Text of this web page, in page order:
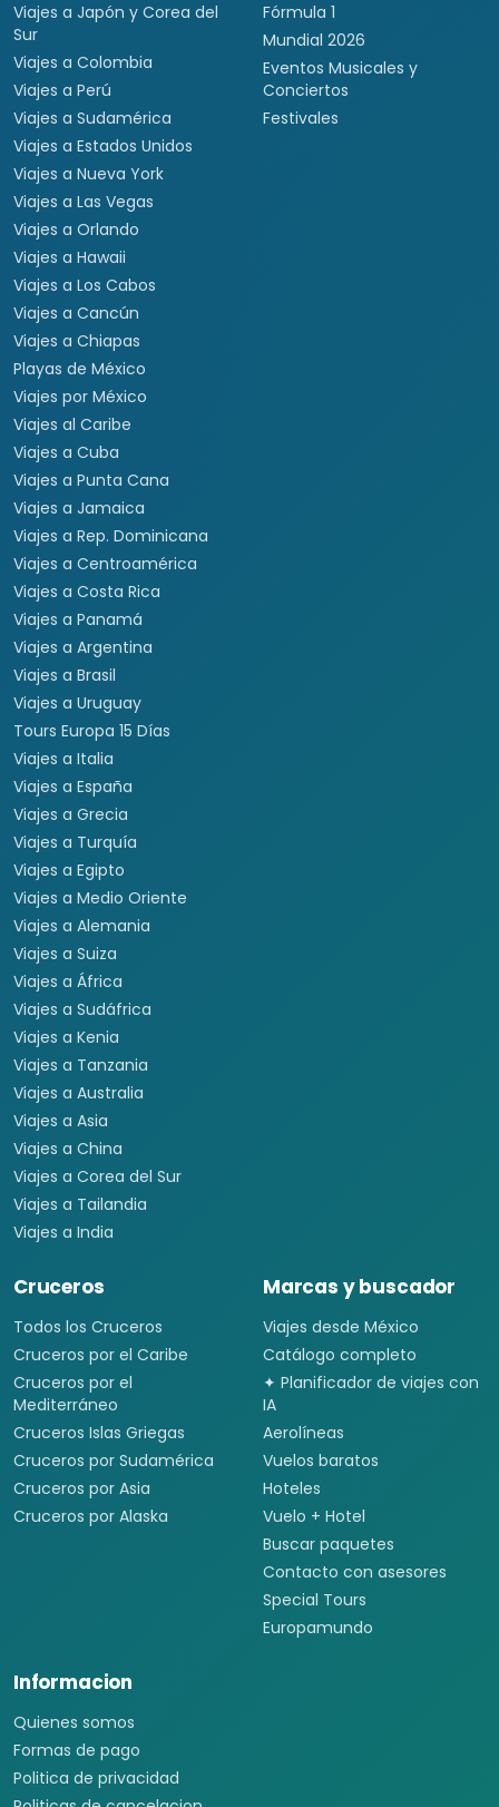
Viajes a Japón y Corea del
Sur
Viajes a Colombia
Viajes a Perú
Viajes a Sudamérica
Viajes a Estados Unidos
Viajes a Nueva York
Viajes a Las Vegas
Viajes a Orlando
Viajes a Hawaii
Viajes a Los Cabos
Viajes a Cancún
Viajes a Chiapas
Playas de México
Viajes por México
Viajes al Caribe
Viajes a Cuba
Viajes a Punta Cana
Viajes a Jamaica
Viajes a Rep. Dominicana
Viajes a Centroamérica
Viajes a Costa Rica
Viajes a Panamá
Viajes a Argentina
Viajes a Brasil
Viajes a Uruguay
Tours Europa 15 Días
Viajes a Italia
Viajes a España
Viajes a Grecia
Viajes a Turquía
Viajes a Egipto
Viajes a Medio Oriente
Viajes a Alemania
Viajes a Suiza
Viajes a África
Viajes a Sudáfrica
Viajes a Kenia
Viajes a Tanzania
Viajes a Australia
Viajes a Asia
Viajes a China
Viajes a Corea del Sur
Viajes a Tailandia
Viajes a India
Fórmula 1
Mundial 2026
Eventos Musicales y
Conciertos
Festivales
Cruceros
Todos los Cruceros
Cruceros por el Caribe
Cruceros por el
Mediterráneo
Cruceros Islas Griegas
Cruceros por Sudamérica
Cruceros por Asia
Cruceros por Alaska
Marcas y buscador
Viajes desde México
Catálogo completo
✦ Planificador de viajes con
IA
Aerolíneas
Vuelos baratos
Hoteles
Vuelo + Hotel
Buscar paquetes
Contacto con asesores
Special Tours
Europamundo
Informacion
Quienes somos
Formas de pago
Politica de privacidad